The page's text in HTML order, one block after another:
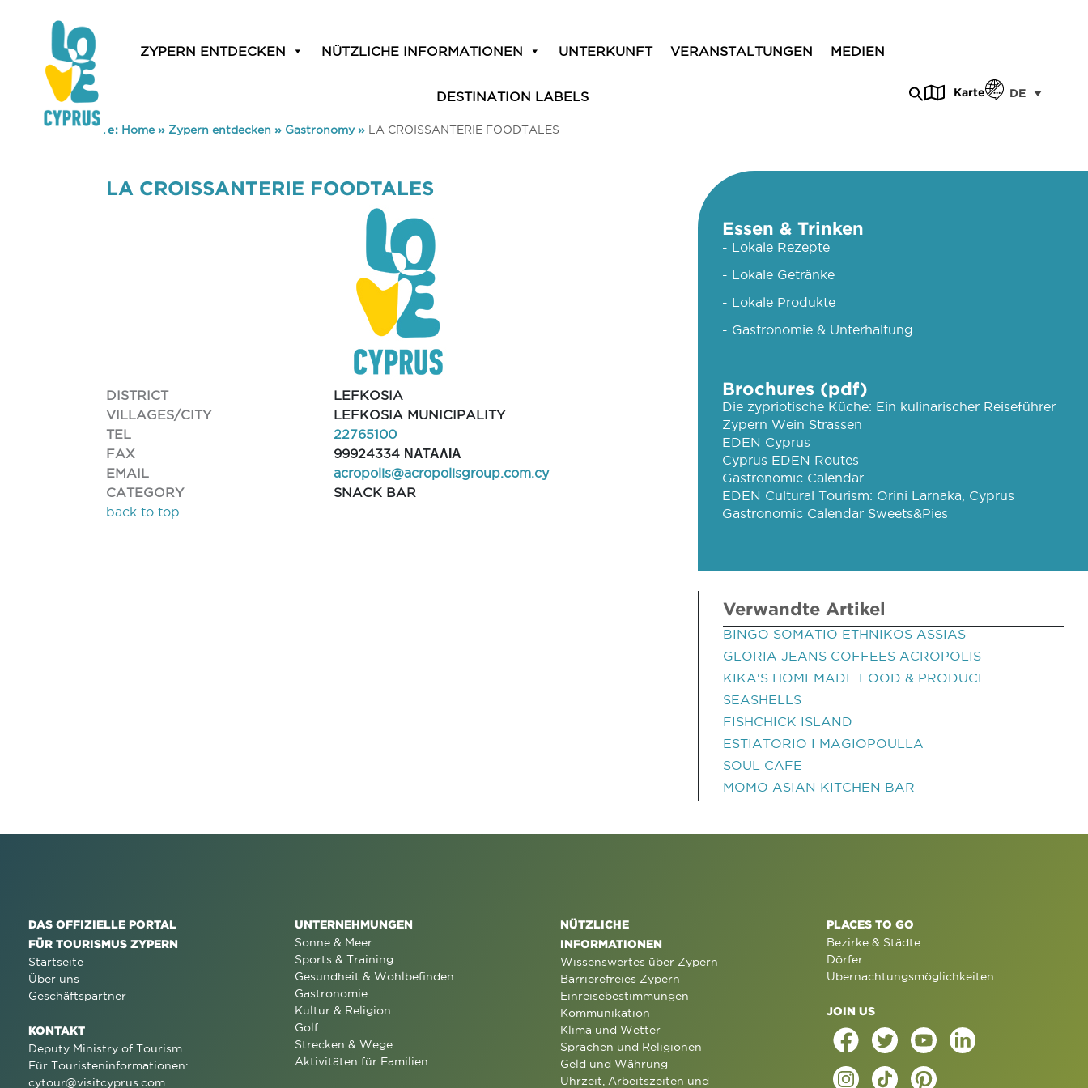
ZYPERN ENTDECKEN NÜTZLICHE INFORMATIONEN UNTERKUNFT VERANSTALTUNGEN MEDIEN
DESTINATION LABELS Karte DE
You are here: Home» Zypern entdecken » Gastronomy» LA CROISSANTERIE FOODTALES
LA CROISSANTERIE FOODTALES
DISTRICT
LEFKOSIA
VILLAGES/CITY
LEFKOSIA MUNICIPALITY
TEL
22765100
FAX
99924334 ΝΑΤΑΛΙΑ
EMAIL
acropolis@acropolisgroup.com.cy
CATEGORY
SNACK BAR
back to top
Essen & Trinken
- Lokale Rezepte
- Lokale Getränke
- Lokale Produkte
- Gastronomie & Unterhaltung
Brochures (pdf)
Die zypriotische Küche: Ein kulinarischer Reiseführer
Zypern Wein Strassen
EDEN Cyprus
Cyprus EDEN Routes
Gastronomic Calendar
EDEN Cultural Tourism: Orini Larnaka, Cyprus
Gastronomic Calendar Sweets&Pies
Verwandte Artikel
BINGO SOMATIO ETHNIKOS ASSIAS
GLORIA JEANS COFFEES ACROPOLIS
KIKA'S HOMEMADE FOOD & PRODUCE
SEASHELLS
FISHCHICK ISLAND
ESTIATORIO I MAGIOPOULLA
SOUL CAFE
MOMO ASIAN KITCHEN BAR
DAS OFFIZIELLE PORTAL
FÜR TOURISMUS ZYPERN
Startseite
Über uns
Geschäftspartner
KONTAKT
Deputy Ministry of Tourism
Für Touristeninformationen:
cytour@visitcyprus.com
UNTERNEHMUNGEN
Sonne & Meer
Sports & Training
Gesundheit & Wohlbefinden
Gastronomie
Kultur & Religion
Golf
Strecken & Wege
Aktivitäten für Familien
NÜTZLICHE
INFORMATIONEN
Wissenswertes über Zypern
Barrierefreies Zypern
Einreisebestimmungen
Kommunikation
Klima und Wetter
Sprachen und Religionen
Geld und Währung
Uhrzeit, Arbeitszeiten und
PLACES TO GO
Bezirke & Städte
Dörfer
Übernachtungsmöglichkeiten
JOIN US